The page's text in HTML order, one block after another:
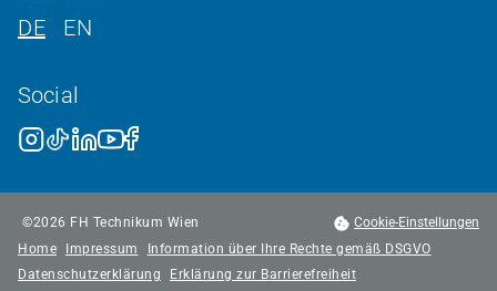
DE
EN
Social
©2026 FH Technikum Wien
Cookie-Einstellungen
Home
Impressum
Information über Ihre Rechte gemäß DSGVO
Datenschutzerklärung
Erklärung zur Barrierefreiheit